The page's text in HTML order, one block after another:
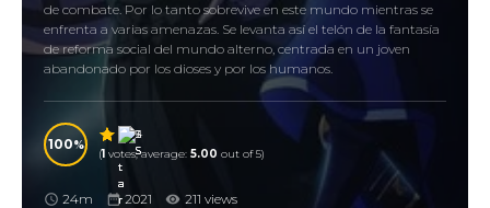
de combate. Por lo tanto sobrevive en este mundo mientras se
enfrenta a varias amenazas. Se levanta así el telón de la fantasía
de reforma social del mundo alterno, centrada en un joven
abandonado por los dioses y por los humanos.
100
(1 votes, average: 5.00 out of 5)
24m 2021 211 views